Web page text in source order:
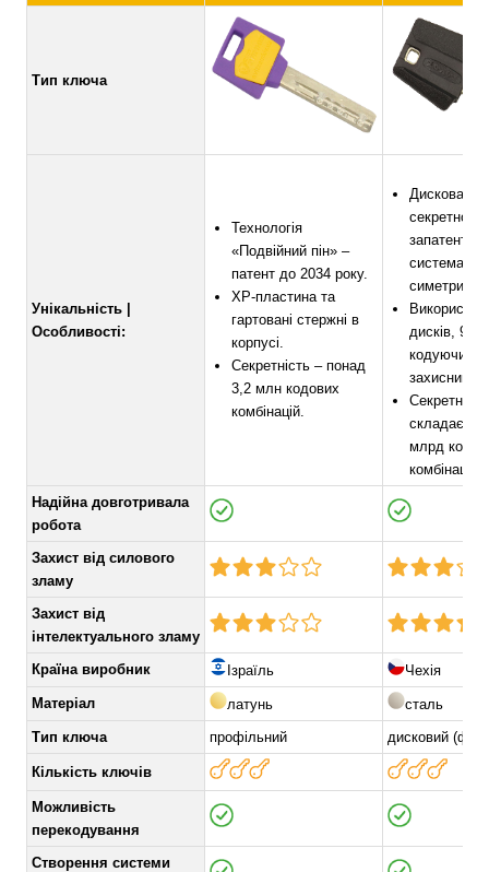
Тип ключа
Унікальність |
Особливості:
Технологія
«Подвійний пін» –
патент до 2034 року.
XP-пластина та
гартовані стержні в
корпусі.
Секретність – понад
3,2 млн кодових
комбінацій.
Дискова
система
дисків, 9 із
кодуючими
захисний.
складає
млрд
комбінацій.
Надійна довготривала
робота
Захист від силового
зламу
Захист від
інтелектуального зламу
Країна виробник
Ізраїль
Чехія
Матеріал
латунь
сталь
Тип ключа
профільний дисковий
Кількість ключів
Можливість
перекодування
Створення системи